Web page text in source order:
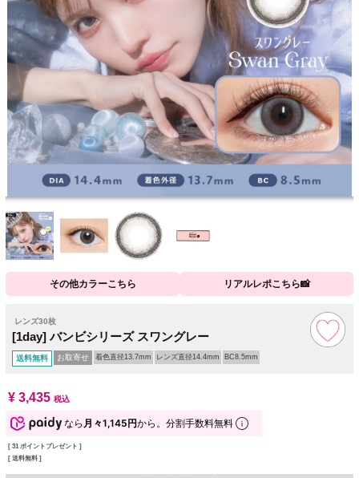
その他カラーこちら リアルレポこちら📸
レンズ30枚
[1day] バンビシリーズ スワングレー
送料無料 お取寄せ 着色直径13.7mm レンズ直径14.4mm BC8.5mm
¥ 3,435 税込
なら 月々1,145円から。分割手数料無料
[ 31 ポイントプレゼント ]
送料無料